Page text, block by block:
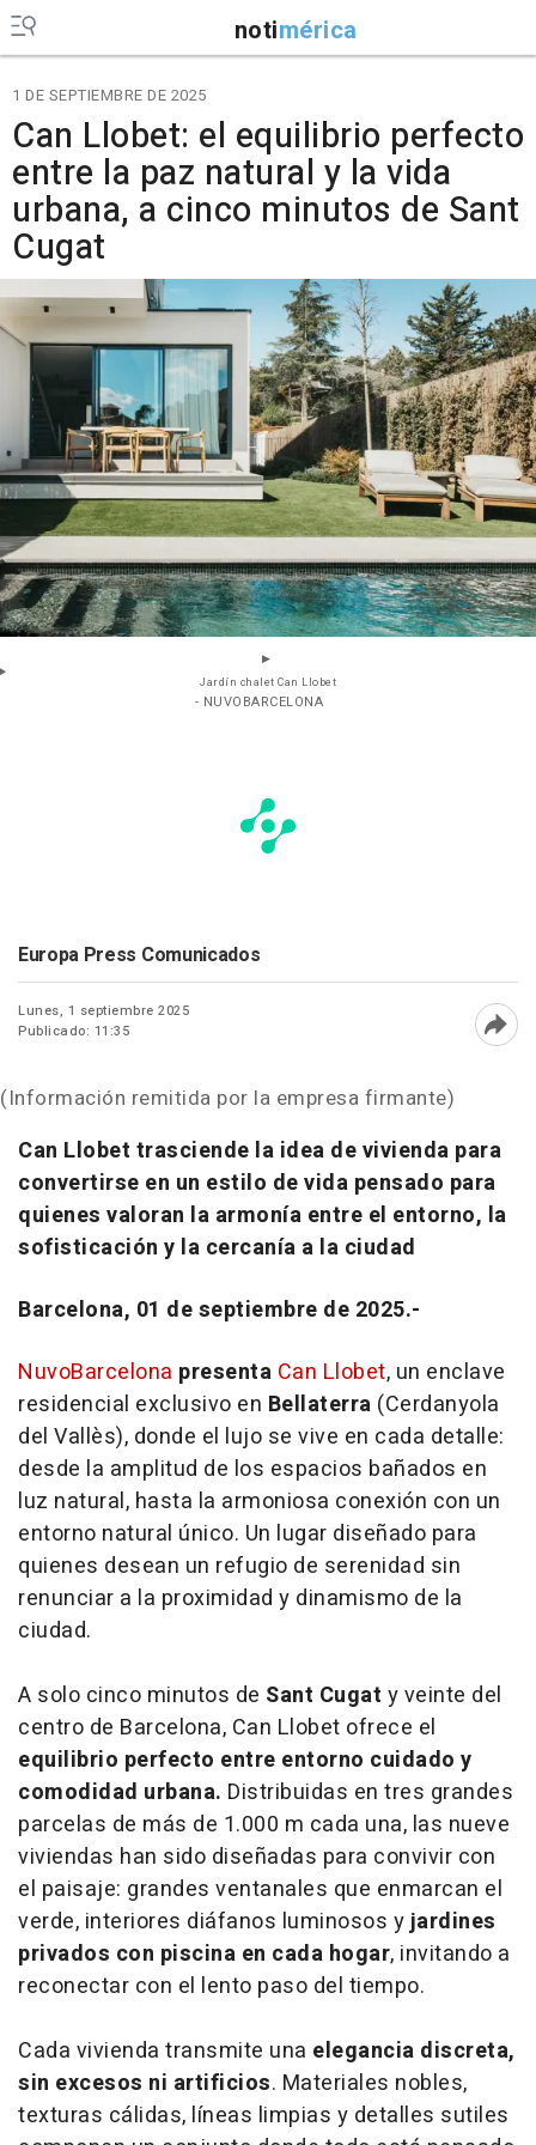
notimérica
1 DE SEPTIEMBRE DE 2025
Can Llobet: el equilibrio perfecto
entre la paz natural y la vida
urbana, a cinco minutos de Sant
Cugat
Jardín chalet Can Llobet
- NUVOBARCELONA
Europa Press Comunicados
Lunes, 1 septiembre 2025
Publicado: 11:35
(Información remitida por la empresa firmante)
Can Llobet trasciende la idea de vivienda para
convertirse en un estilo de vida pensado para
quienes valoran la armonía entre el entorno, la
sofisticación y la cercanía a la ciudad
Barcelona, 01 de septiembre de 2025.-
NuvoBarcelona presenta Can Llobet, un enclave
residencial exclusivo en Bellaterra (Cerdanyola
del Vallès), donde el lujo se vive en cada detalle:
desde la amplitud de los espacios bañados en
luz natural, hasta la armoniosa conexión con un
entorno natural único. Un lugar diseñado para
quienes desean un refugio de serenidad sin
renunciar a la proximidad y dinamismo de la
ciudad.
A solo cinco minutos de Sant Cugat y veinte del
centro de Barcelona, Can Llobet ofrece el
equilibrio perfecto entre entorno cuidado y
comodidad urbana. Distribuidas en tres grandes
parcelas de más de 1.000 m cada una, las nueve
viviendas han sido diseñadas para convivir con
el paisaje: grandes ventanales que enmarcan el
verde, interiores diáfanos luminosos yjardines
privados con piscina en cada hogar, invitando a
reconectar con el lento paso del tiempo.
Cada vivienda transmite una elegancia discreta,
sin excesos ni artificios. Materiales nobles,
texturas cálidas, líneas limpias y detalles sutiles